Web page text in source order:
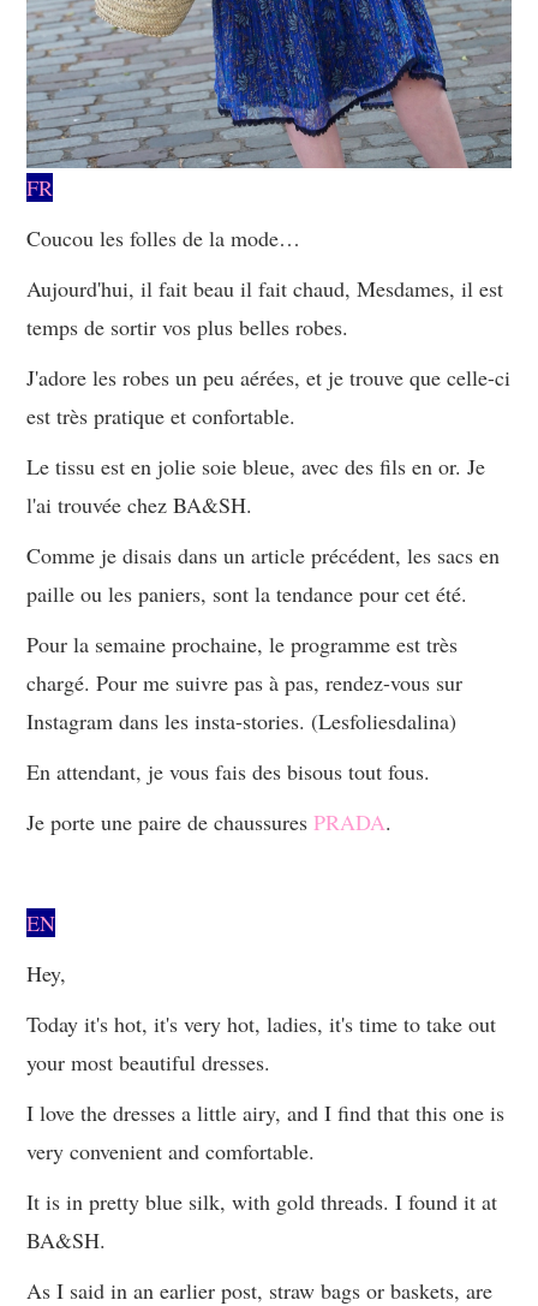
FR
Coucou les folles de la mode…
Aujourd'hui, il fait beau il fait chaud, Mesdames, il est
temps de sortir vos plus belles robes.
J'adore les robes un peu aérées, et je trouve que celle-ci
est très pratique et confortable.
Le tissu est en jolie soie bleue, avec des fils en or. Je
l'ai trouvée chez BA&SH.
Comme je disais dans un article précédent, les sacs en
paille ou les paniers, sont la tendance pour cet été.
Pour la semaine prochaine, le programme est très
chargé. Pour me suivre pas à pas, rendez-vous sur
Instagram dans les insta-stories. (Lesfoliesdalina)
En attendant, je vous fais des bisous tout fous.
Je porte une paire de chaussuresPRADA.
EN
Hey,
Today it's hot, it's very hot, ladies, it's time to take out
your most beautiful dresses.
I love the dresses a little airy, and I find that this one is
very convenient and comfortable.
It is in pretty blue silk, with gold threads. I found it at
BA&SH.
As I said in an earlier post, straw bags or baskets, are